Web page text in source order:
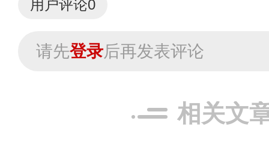
用户评论0
请先登录后再发表评论
相关文